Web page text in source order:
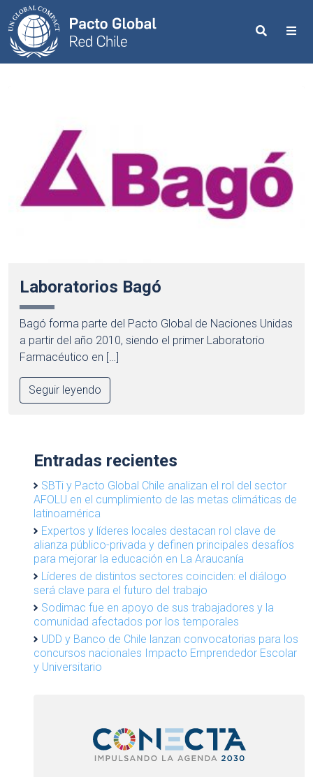
Search
Laboratorios Bagó
Bagó forma parte del Pacto Global de Naciones Unidas
a partir del año 2010, siendo el primer Laboratorio
Farmacéutico en […]
Seguir leyendo
Entradas recientes
SBTi y Pacto Global Chile analizan el rol del sector
AFOLU en el cumplimiento de las metas climáticas de
latinoamérica
Expertos y líderes locales destacan rol clave de
alianza público-privada y definen principales desafíos
para mejorar la educación en La Araucanía
Líderes de distintos sectores coinciden: el diálogo
será clave para el futuro del trabajo
Sodimac fue en apoyo de sus trabajadores y la
comunidad afectados por los temporales
UDD y Banco de Chile lanzan convocatorias para los
concursos nacionales Impacto Emprendedor Escolar
y Universitario